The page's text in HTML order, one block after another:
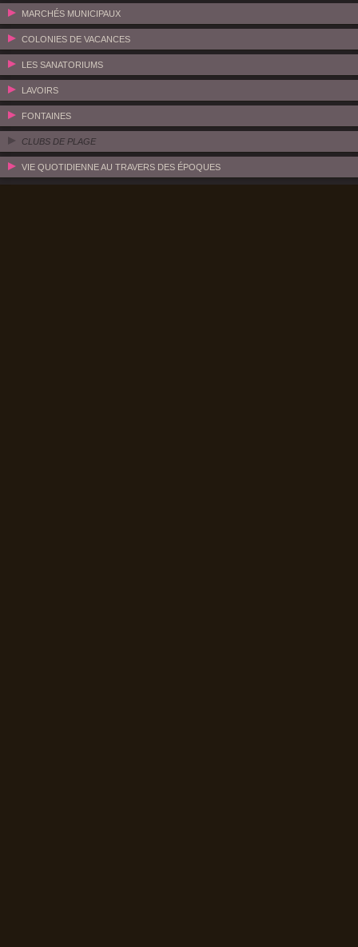
MARCHÉS MUNICIPAUX
COLONIES DE VACANCES
LES SANATORIUMS
LAVOIRS
FONTAINES
CLUBS DE PLAGE
VIE QUOTIDIENNE AU TRAVERS DES ÉPOQUES